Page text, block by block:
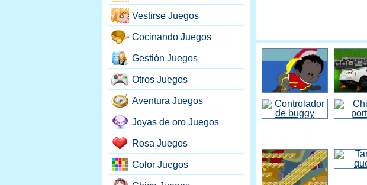
Vestirse Juegos
Cocinando Juegos
Gestión Juegos
Otros Juegos
Aventura Juegos
Joyas de oro Juegos
Rosa Juegos
Color Juegos